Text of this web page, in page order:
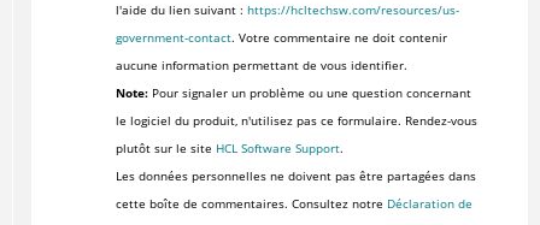
l'aide du lien suivant : https://hcltechsw.com/resources/us-
government-contact. Votre commentaire ne doit contenir
aucune information permettant de vous identifier.
Note:Pour signaler un problème ou une question concernant
le logiciel du produit, n'utilisez pas ce formulaire. Rendez-vous
plutôt sur le site HCL Software Support.
Les données personnelles ne doivent pas être partagées dans
cette boîte de commentaires. Consultez notre Déclaration de